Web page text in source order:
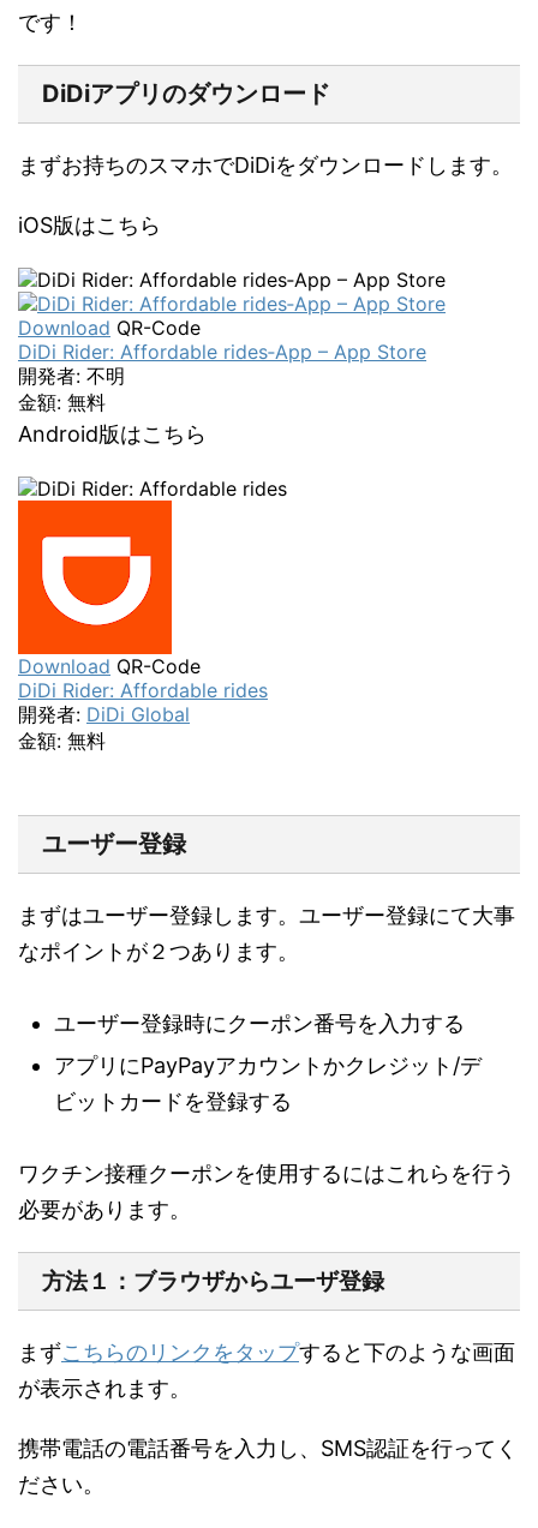
です！
DiDiアプリのダウンロード
まずお持ちのスマホでDiDiをダウンロードします。
iOS版はこちら
Download QR-Code
DiDi Rider: Affordable rides‑App – App Store
開発者: 不明
金額: 無料
Android版はこちら
Download QR-Code
DiDi Rider: Affordable rides
開発者: DiDi Global
金額: 無料
ユーザー登録
まずはユーザー登録します。ユーザー登録にて大事
なポイントが２つあります。
ユーザー登録時にクーポン番号を入力する
アプリにPayPayアカウントかクレジット/デ
ビットカードを登録する
ワクチン接種クーポンを使用するにはこれらを行う
必要があります。
方法１：ブラウザからユーザ登録
まずこちらのリンクをタップすると下のような画面
が表示されます。
携帯電話の電話番号を入力し、SMS認証を行ってく
ださい。